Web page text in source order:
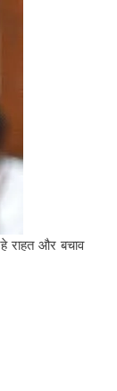
राहत और बचाव